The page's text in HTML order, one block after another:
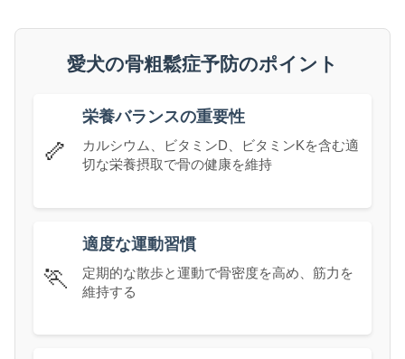
愛犬の骨粗鬆症予防のポイント
🦴
栄養バランスの重要性
カルシウム、ビタミンD、ビタミンKを含む適
切な栄養摂取で骨の健康を維持
🏃
適度な運動習慣
定期的な散歩と運動で骨密度を高め、筋力を
維持する